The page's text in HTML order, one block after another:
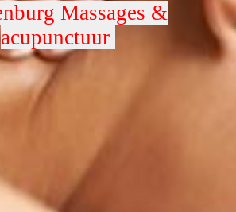
Massages &
acupunctuur